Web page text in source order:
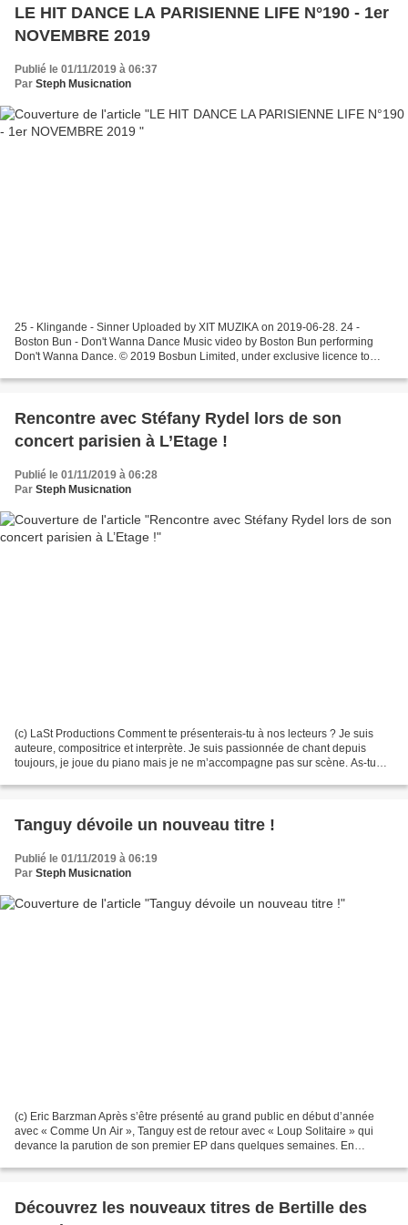
LE HIT DANCE LA PARISIENNE LIFE N°190 - 1er
NOVEMBRE 2019
Publié le 01/11/2019 à 06:37
Par Steph Musicnation
25 - Klingande - Sinner Uploaded by XIT MUZIKA on 2019-06-28. 24 -
Boston Bun - Don't Wanna Dance Music video by Boston Bun performing
Don't Wanna Dance. © 2019 Bosbun Limited, under exclusive licence to
Rencontre avec Stéfany Rydel lors de son
concert parisien à L’Etage !
Publié le 01/11/2019 à 06:28
Par Steph Musicnation
(c) LaSt Productions Comment te présenterais-tu à nos lecteurs ? Je suis
auteure, compositrice et interprète. Je suis passionnée de chant depuis
toujours, je joue du piano mais je ne m’accompagne pas sur scène. As-tu
Tanguy dévoile un nouveau titre !
Publié le 01/11/2019 à 06:19
Par Steph Musicnation
(c) Eric Barzman Après s’être présenté au grand public en début d’année
avec « Comme Un Air », Tanguy est de retour avec « Loup Solitaire » qui
devance la parution de son premier EP dans quelques semaines. En
Découvrez les nouveaux titres de Bertille des